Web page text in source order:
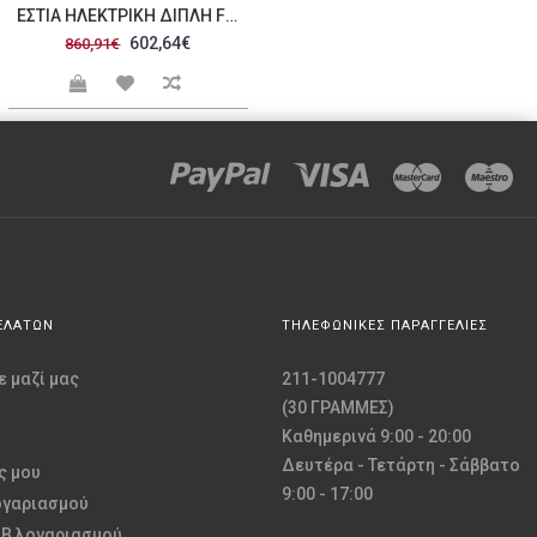
ΕΣΤΊΑ ΗΛΕΚΤΡΙΚΉ ΔΙΠΛΉ F22 82N
860,91€ 602,64€
μαζί μας
μου
ΤΗΛΕΦΩΝΙΚΕΣ ΠΑΡΑΓΓΕΛΙΕΣ
211-1004777
(30 ΓΡΑΜΜΕΣ)
Καθημερινά 9:00 - 20:00
Δευτέρα - Τετάρτη - Σάββατο
9:00 - 17:00